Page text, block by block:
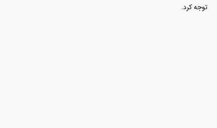
توجه کرد.